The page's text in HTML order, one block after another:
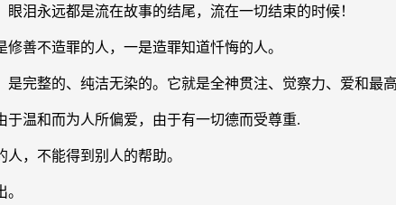
泪永远都是流在故事的结尾，流在一切结束的时候！
修善不造罪的人，一是造罪知道忏悔的人。
完整的、纯洁无染的。它就是全神贯注、觉察力、爱和最高
温和而为人所偏爱，由于有一切德而受尊重.
，不能得到别人的帮助。